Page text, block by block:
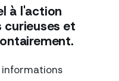
à l'action
curieuses et
informations